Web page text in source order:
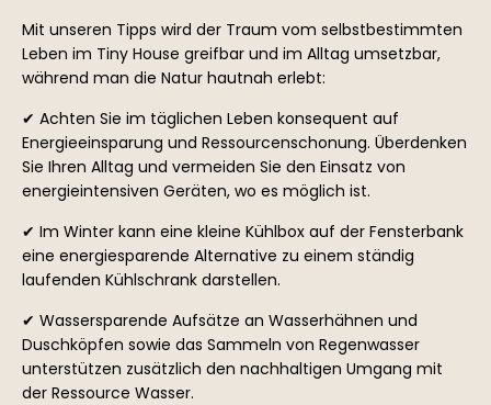
Mit unseren Tipps wird der Traum vom selbstbestimmten
Leben im Tiny House greifbar und im Alltag umsetzbar,
während man die Natur hautnah erlebt:
✔ Achten Sie im täglichen Leben konsequent auf
Energieeinsparung und Ressourcenschonung. Überdenken
Sie Ihren Alltag und vermeiden Sie den Einsatz von
energieintensiven Geräten, wo es möglich ist.
✔ Im Winter kann eine kleine Kühlbox auf der Fensterbank
eine energiesparende Alternative zu einem ständig
laufenden Kühlschrank darstellen.
✔ Wassersparende Aufsätze an Wasserhähnen und
Duschköpfen sowie das Sammeln von Regenwasser
unterstützen zusätzlich den nachhaltigen Umgang mit
der Ressource Wasser.